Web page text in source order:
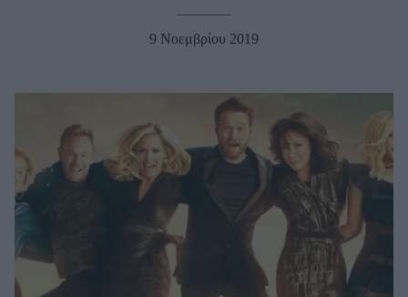
Beauty - Ομορφιά
Skincare
Μακιγιάζ
Beauty News
Well being
Ψυχολογία
Υγεία + Διατροφή
9 Νοεμβρίου 2019